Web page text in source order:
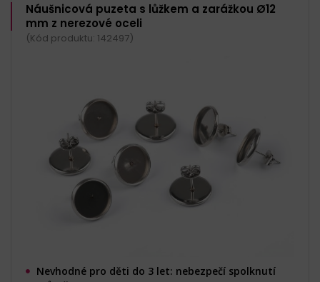
Náušnicová puzeta s lůžkem a zarážkou Ø12
mm z nerezové oceli
(Kód produktu: 142497)
Nevhodné pro děti do 3 let: nebezpečí spolknutí